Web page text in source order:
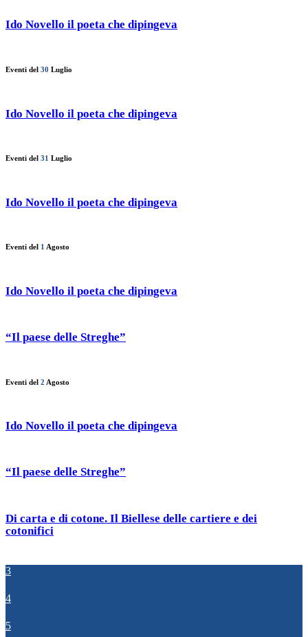
Ido Novello il poeta che dipingeva
Eventi del 30 Luglio
Ido Novello il poeta che dipingeva
Eventi del 31 Luglio
Ido Novello il poeta che dipingeva
Eventi del 1 Agosto
Ido Novello il poeta che dipingeva
“Il paese delle Streghe”
Eventi del 2 Agosto
Ido Novello il poeta che dipingeva
“Il paese delle Streghe”
Di carta e di cotone. Il Biellese delle cartiere e dei
cotonifici
3
4
5